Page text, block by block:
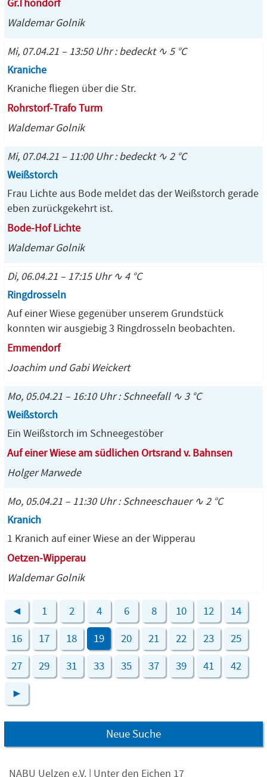
Gr.Thondorf
Waldemar Golnik
Mi, 07.04.21 – 13:50 Uhr : bedeckt ∿ 5 °C
Kraniche
Kraniche fliegen über die Str.
Rohrstorf-Trafo Turm
Waldemar Golnik
Mi, 07.04.21 – 11:00 Uhr : bedeckt ∿ 2 °C
Weißstorch
Frau Lichte aus Bode meldet das der Weißstorch gerade
eben zurückgekehrt ist.
Bode-Hof Lichte
Waldemar Golnik
Di, 06.04.21 – 17:15 Uhr ∿ 4 °C
Ringdrosseln
Auf einer Wiese gegenüber unserem Grundstück
konnten wir ausgiebig 3 Ringdrosseln beobachten.
Emmendorf
Joachim und Gabi Weickert
Mo, 05.04.21 – 16:10 Uhr : Schneefall ∿ 3 °C
Weißstorch
Ein Weißstorch im Schneegestöber
Auf einer Wiese am südlichen Ortsrand v. Bahnsen
Holger Marwede
Mo, 05.04.21 – 11:30 Uhr : Schneeschauer ∿ 2 °C
Kranich
1 Kranich auf einer Wiese an der Wipperau
Oetzen-Wipperau
Waldemar Golnik
◄ 1 2 4 6 8 10 12 14
16 17 18 19 20 21 22 23 25
27 29 31 33 35 37 39 41 42
►
Neue Suche
NABU Uelzen e.V. | Unter den Eichen 17